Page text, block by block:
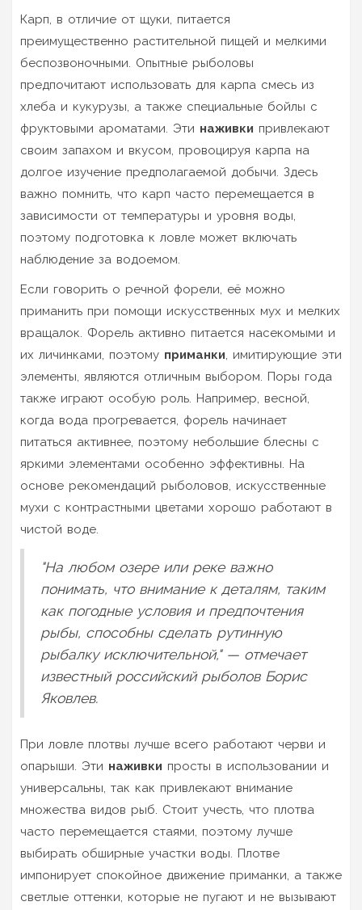
Карп, в отличие от щуки, питается
преимущественно растительной пищей и мелкими
беспозвоночными. Опытные рыболовы
предпочитают использовать для карпа смесь из
хлеба и кукурузы, а также специальные бойлы с
фруктовыми ароматами. Эти наживки привлекают
своим запахом и вкусом, провоцируя карпа на
долгое изучение предполагаемой добычи. Здесь
важно помнить, что карп часто перемещается в
зависимости от температуры и уровня воды,
поэтому подготовка к ловле может включать
наблюдение за водоемом.
Если говорить о речной форели, её можно
приманить при помощи искусственных мух и мелких
вращалок. Форель активно питается насекомыми и
их личинками, поэтому приманки, имитирующие эти
элементы, являются отличным выбором. Поры года
также играют особую роль. Например, весной,
когда вода прогревается, форель начинает
питаться активнее, поэтому небольшие блесны с
яркими элементами особенно эффективны. На
основе рекомендаций рыболовов, искусственные
мухи с контрастными цветами хорошо работают в
чистой воде.
"На любом озере или реке важно
понимать, что внимание к деталям, таким
как погодные условия и предпочтения
рыбы, способны сделать рутинную
рыбалку исключительной," — отмечает
известный российский рыболов Борис
Яковлев.
При ловле плотвы лучше всего работают черви и
опарыши. Эти наживки просты в использовании и
универсальны, так как привлекают внимание
множества видов рыб. Стоит учесть, что плотва
часто перемещается стаями, поэтому лучше
выбирать обширные участки воды. Плотве
импонирует спокойное движение приманки, а также
светлые оттенки, которые не пугают и не вызывают